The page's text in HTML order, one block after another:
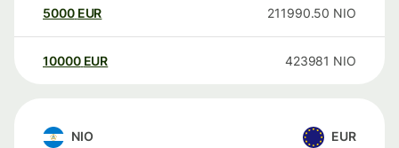
5000 EUR 211990.50 NIO
10000 EUR 423981 NIO
NIO EUR